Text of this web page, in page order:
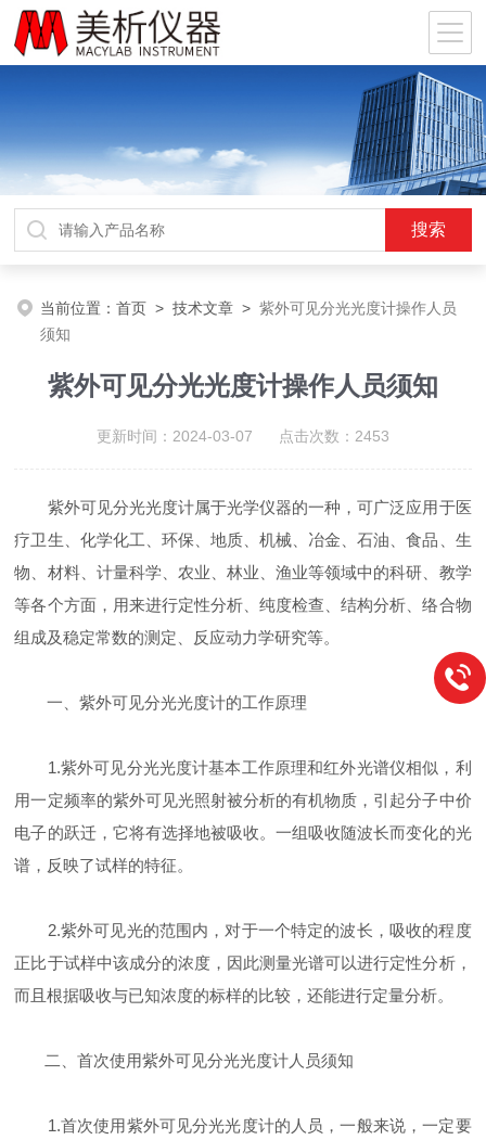
当前位置：首页 >技术文章 >紫外可见分光光度计操作人员
须知
紫外可见分光光度计操作人员须知
更新时间：2024-03-07 点击次数：2453
紫外可见分光光度计属于光学仪器的一种，可广泛应用于医
疗卫生、化学化工、环保、地质、机械、冶金、石油、食品、生
物、材料、计量科学、农业、林业、渔业等领域中的科研、教学
等各个方面，用来进行定性分析、纯度检查、结构分析、络合物
组成及稳定常数的测定、反应动力学研究等。
一、紫外可见分光光度计的工作原理
1.紫外可见分光光度计基本工作原理和红外光谱仪相似，利
用一定频率的紫外可见光照射被分析的有机物质，引起分子中价
电子的跃迁，它将有选择地被吸收。一组吸收随波长而变化的光
谱，反映了试样的特征。
2.紫外可见光的范围内，对于一个特定的波长，吸收的程度
正比于试样中该成分的浓度，因此测量光谱可以进行定性分析，
而且根据吸收与已知浓度的标样的比较，还能进行定量分析。
二、首次使用紫外可见分光光度计人员须知
1.首次使用紫外可见分光光度计的人员，一般来说，一定要